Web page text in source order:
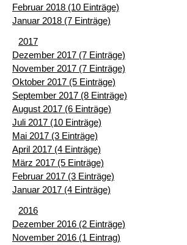
Februar 2018 (10 Einträge)
Januar 2018 (7 Einträge)
2017
Dezember 2017 (7 Einträge)
November 2017 (7 Einträge)
Oktober 2017 (5 Einträge)
September 2017 (8 Einträge)
August 2017 (6 Einträge)
Juli 2017 (10 Einträge)
Mai 2017 (3 Einträge)
April 2017 (4 Einträge)
März 2017 (5 Einträge)
Februar 2017 (3 Einträge)
Januar 2017 (4 Einträge)
2016
Dezember 2016 (2 Einträge)
November 2016 (1 Eintrag)